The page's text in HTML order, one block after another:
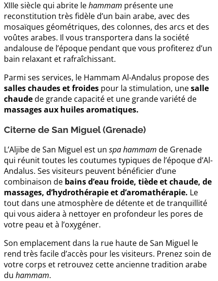
XIIIe siècle qui abrite lehammam présente une
reconstitution très fidèle d’un bain arabe, avec des
mosaïques géométriques, des colonnes, des arcs et des
voûtes arabes. Il vous transportera dans la société
andalouse de l’époque pendant que vous profiterez d’un
bain relaxant et rafraîchissant.
Parmi ses services, le Hammam Al-Andalus propose des
salles chaudes et froides pour la stimulation, unesalle
chaudede grande capacité et une grande variété de
massages aux huiles aromatiques.
Citerne de San Miguel (Grenade)
L’Aljibe de San Miguel est un spa hammam de Grenade
qui réunit toutes les coutumes typiques de l’époque d’Al-
Andalus. Ses visiteurs peuvent bénéficier d’une
combinaison de bains d’eau froide, tiède et chaude, de
massages, d’hydrothérapie et d’aromathérapie. Le
tout dans une atmosphère de détente et de tranquillité
qui vous aidera à nettoyer en profondeur les pores de
votre peau et à l’oxygéner.
Son emplacement dans la rue haute de San Miguel le
rend très facile d’accès pour les visiteurs. Prenez soin de
votre corps et retrouvez cette ancienne tradition arabe
du hammam.